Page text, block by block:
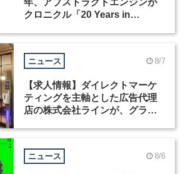
年、アブストラクトエンジンが
クロニクル「20 Years in
ニュース 8/7
【求人情報】ダイレクトマーケ
ティングを主軸とした広告代理
店の株式会社ラインが、グラフ
ニュース 8/6